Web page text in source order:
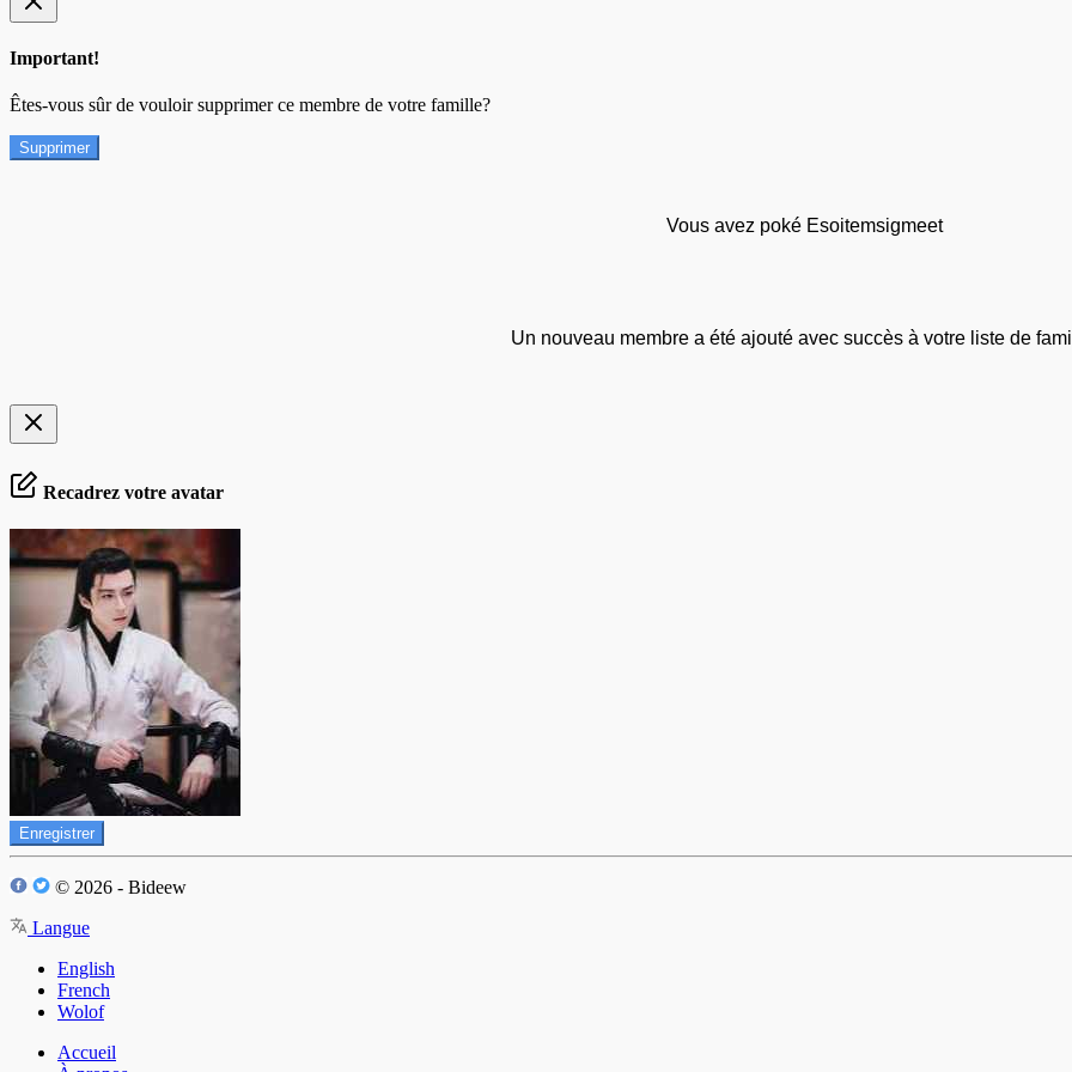
Important!
Êtes-vous sûr de vouloir supprimer ce membre de votre famille?
Supprimer
Vous avez poké Esoitemsigmeet
Un nouveau membre a été ajouté avec succès à votre liste de
Recadrez votre avatar
Enregistrer
© 2026 - Bideew
Langue
English
French
Wolof
Accueil